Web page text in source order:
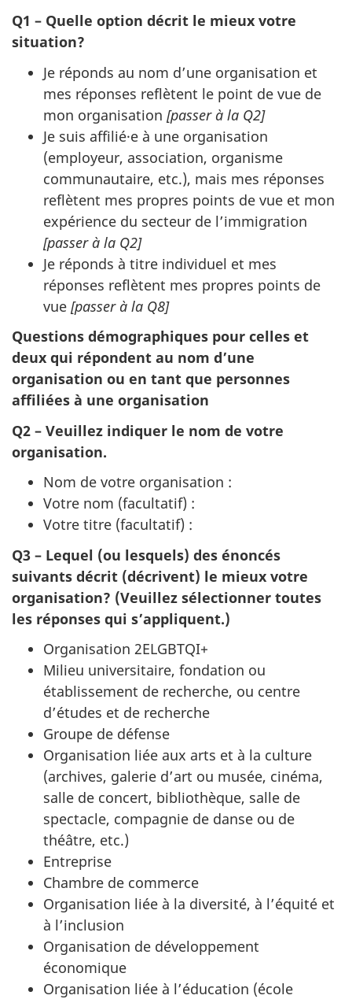
Q1 – Quelle option décrit le mieux votre
situation?
Je réponds au nom d’une organisation et
mes réponses reflètent le point de vue de
mon organisation [passer à la Q2]
Je suis affilié·e à une organisation
(employeur, association, organisme
communautaire, etc.), mais mes réponses
reflètent mes propres points de vue et mon
expérience du secteur de l’immigration
[passer à la Q2]
Je réponds à titre individuel et mes
réponses reflètent mes propres points de
vue [passer à la Q8]
Questions démographiques pour celles et
deux qui répondent au nom d’une
organisation ou en tant que personnes
affiliées à une organisation
Q2 – Veuillez indiquer le nom de votre
organisation.
Nom de votre organisation :
Votre nom (facultatif) :
Votre titre (facultatif) :
Q3 – Lequel (ou lesquels) des énoncés
suivants décrit (décrivent) le mieux votre
organisation? (Veuillez sélectionner toutes
les réponses qui s’appliquent.)
Organisation 2ELGBTQI+
Milieu universitaire, fondation ou
établissement de recherche, ou centre
d’études et de recherche
Groupe de défense
Organisation liée aux arts et à la culture
(archives, galerie d’art ou musée, cinéma,
salle de concert, bibliothèque, salle de
spectacle, compagnie de danse ou de
théâtre, etc.)
Entreprise
Chambre de commerce
Organisation liée à la diversité, à l’équité et
à l’inclusion
Organisation de développement
économique
Organisation liée à l’éducation (école